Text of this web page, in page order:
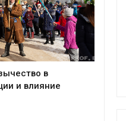
в
и влияние